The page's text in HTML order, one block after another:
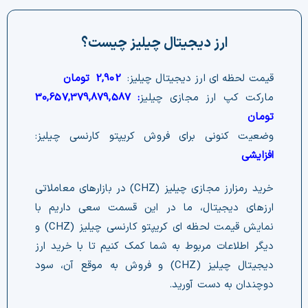
کارمزد
تماس با ما
دسته‌بندی ارزها
شاخص ترس و طمع
خرید تتر ارزان
مشاوره خدمات مالی
ارز دیجیتال چیلیز چیست؟
قیمت لحظه ای ارز دیجیتال چیلیز: 2,902 تومان
مارکت کپ ارز مجازی چیلیز:
30,657,379,879,587
تومان
وضعیت کنونی برای فروش کریپتو کارنسی چیلیز:
افزایشی
خرید رمزارز مجازی چیلیز (CHZ) در بازارهای معاملاتی
ارزهای دیجیتال، ما در این قسمت سعی داریم با
نمایش قیمت لحظه ای کریپتو کارنسی چیلیز (CHZ) و
دیگر اطلاعات مربوط به شما کمک کنیم تا با خرید ارز
دیجیتال چیلیز (CHZ) و فروش به موقع آن، سود
دوچندان به دست آورید.